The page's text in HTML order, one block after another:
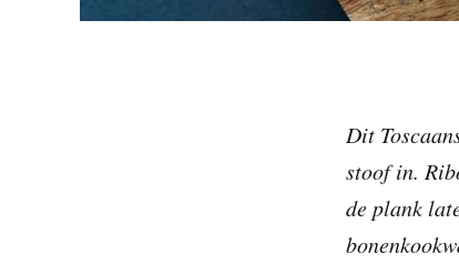
Dit
stoof in.
de plank